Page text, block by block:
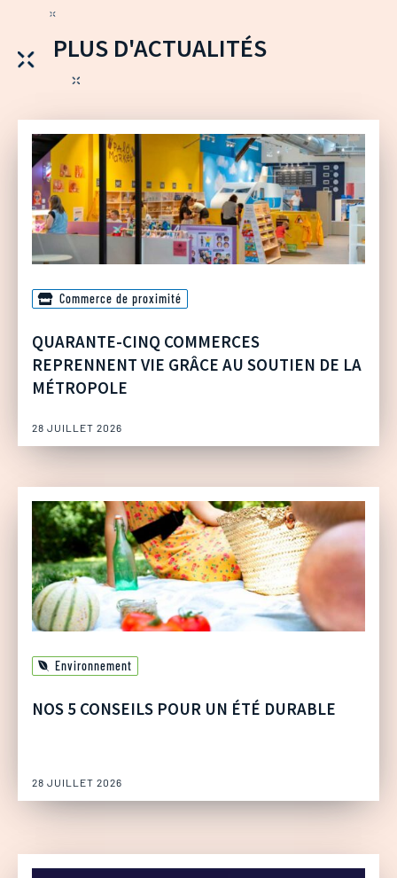
PLUS D'ACTUALITÉS
Commerce de proximité
QUARANTE-CINQ COMMERCES
REPRENNENT VIE GRÂCE AU SOUTIEN DE LA
MÉTROPOLE
28 JUILLET 2026
Environnement
NOS 5 CONSEILS POUR UN ÉTÉ DURABLE
28 JUILLET 2026